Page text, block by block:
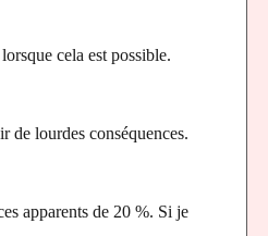
cela est possible.
de lourdes conséquences.
apparents de 20 %. Si je